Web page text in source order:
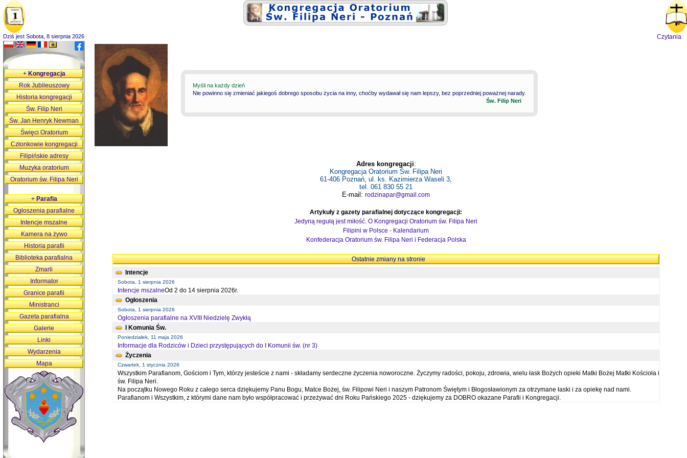
Dziś jest Sobota, 8 sierpnia 2026 Czytania
Myśli na każdy dzień
Nie powinno się zmieniać jakiegoś dobrego sposobu życia na inny, choćby wydawał się nam lepszy, bez poprzedniej poważnej narady.
Św. Filip Neri
Adres kongregacji:
Kongregacja Oratorium Św. Filipa Neri
61-406 Poznań, ul. ks. Kazimierza Waseli 3,
tel. 061 830 55 21
E-mail: rodzinapar@gmail.com
Artykuły z gazety parafialnej dotyczące kongregacji:
Jedyną regułą jest miłość. O Kongregacji Oratorium św. Filipa Neri
Filipini w Polsce - Kalendarium
Konfederacja Oratorium św. Filipa Neri i Federacja Polska
Ostatnie zmiany na stronie
Intencje
Sobota, 1 sierpnia 2026
Intencje mszalneOd 2 do 14 sierpnia 2026r.
Ogłoszenia
Sobota, 1 sierpnia 2026
Ogłoszenia parafialne na XVIII Niedzielę Zwykłą
I Komunia Św.
Poniedziałek, 11 maja 2026
Informacje dla Rodziców i Dzieci przystępujących do I Komunii św. (nr 3)
Życzenia
Czwartek, 1 stycznia 2026
Wszystkim Parafianom, Gościom i Tym, którzy jesteście z nami - składamy serdeczne życzenia noworoczne. Życzymy radości, pokoju, zdrowia, wielu łask Bożych opieki Matki Bożej Matki Kościoła i
św. Filipa Neri.
Na początku Nowego Roku z całego serca dziękujemy Panu Bogu, Matce Bożej, św. Filipowi Neri i naszym Patronom Świętym i Błogosławionym za otrzymane łaski i za opiekę nad nami.
Parafianom i Wszystkim, z którymi dane nam było współpracować i przeżywać dni Roku Pańskiego 2025 - dziękujemy za DOBRO okazane Parafii i Kongregacji.
+Kongregacja
Rok Jubileuszowy
Historia kongregacji
Św. Filip Neri
Św. Jan Henryk Newman
Święci Oratorium
Członkowie kongregacji
Filipińskie adresy
Muzyka oratorium
Oratorium św. Filipa Neri
+Parafia
Ogłoszenia parafialne
Intencje mszalne
Kamera na żywo
Historia parafii
Biblioteka parafialna
Zmarli
Informator
Granice parafii
Ministranci
Gazeta parafialna
Galerie
Linki
Wydarzenia
Mapa